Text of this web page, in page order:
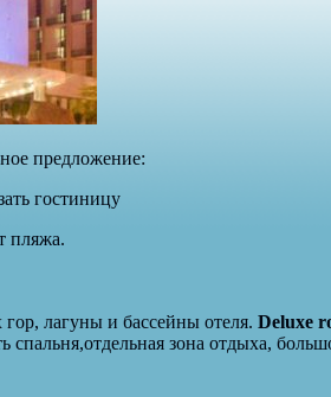
предложение:
гостиницу
пляжа.
лагуны и бассейны отеля. Deluxe
спальня,отдельная зона отдыха,